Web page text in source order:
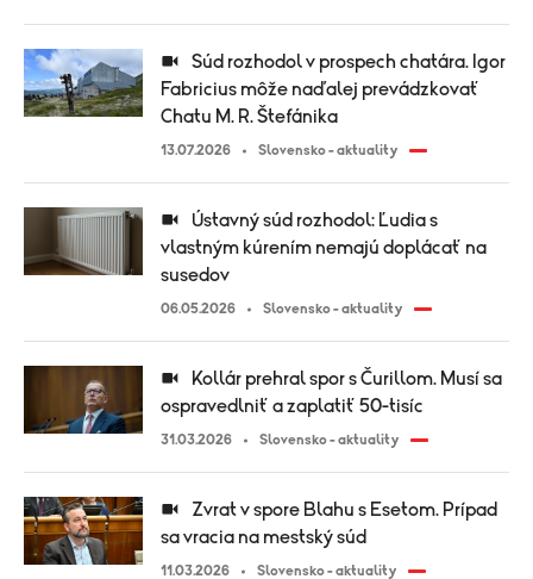
Fabricius môže naďalej prevádzkovať
Chatu M. R. Štefánika
13.07.2026 Slovensko - aktuality
vlastným kúrením nemajú doplácať na
susedov
06.05.2026 Slovensko - aktuality
ospravedlniť a zaplatiť 50-tisíc
31.03.2026 Slovensko - aktuality
sa vracia na mestský súd
11.03.2026 Slovensko - aktuality